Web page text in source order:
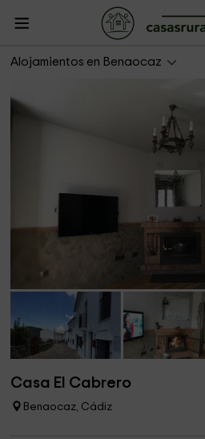
Alojamientos en Benaocaz
Casa El Cabrero
Benaocaz, Cádiz